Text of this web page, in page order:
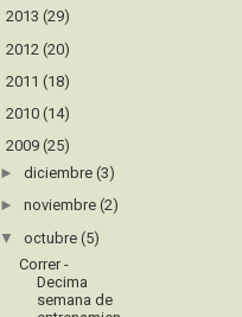
2013 (29)
2012 (20)
2011 (18)
2010 (14)
2009 (25)
►diciembre(3)
►noviembre(2)
▼octubre(5)
Correr -
Decima
semana de